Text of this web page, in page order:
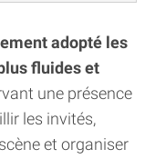
adopté les
fluides et
une présence
les invités,
et organiser